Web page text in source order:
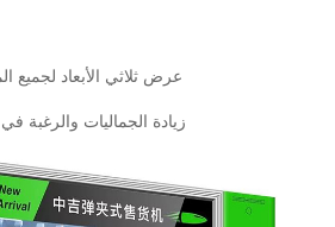
عرض ثلاثي الأبعاد لجميع
زيادة الجماليات والرغبة